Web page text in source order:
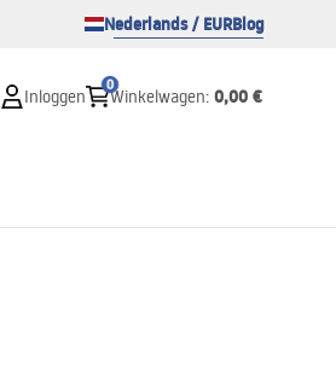
Nederlands / EURBlog
Inloggen
0
Winkelwagen: 0,00 €